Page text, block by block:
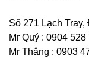
Số 271 Lạch
Mr Quý : 0904 528
Mr Thắng : 0903